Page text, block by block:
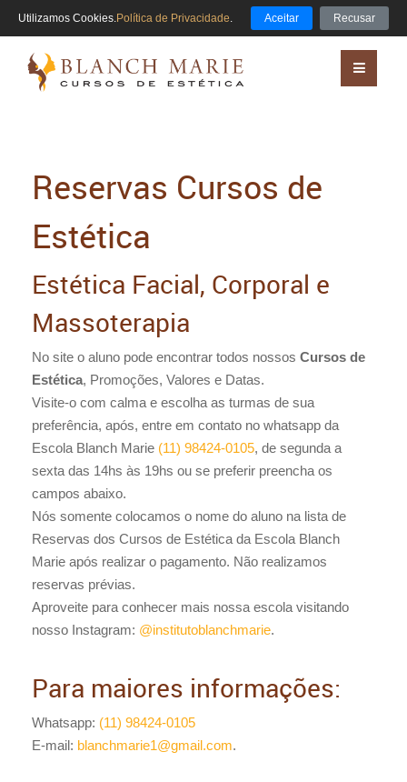
Reservas Cursos de
Estética
Estética Facial, Corporal e
Massoterapia
No site o aluno pode encontrar todos nossos Cursos de
Estética, Promoções, Valores e Datas.
Visite-o com calma e escolha as turmas de sua
preferência, após, entre em contato no whatsapp da
Escola Blanch Marie (11) 98424-0105, de segunda a
sexta das 14hs às 19hs ou se preferir preencha os
campos abaixo.
Nós somente colocamos o nome do aluno na lista de
Reservas dos Cursos de Estética da Escola Blanch
Marie após realizar o pagamento. Não realizamos
reservas prévias.
Aproveite para conhecer mais nossa escola visitando
nosso Instagram: @institutoblanchmarie.
Para maiores informações:
Whatsapp: (11) 98424-0105
E-mail: blanchmarie1@gmail.com.
Utilizamos Cookies.Política de Privacidade. Aceitar Recusar